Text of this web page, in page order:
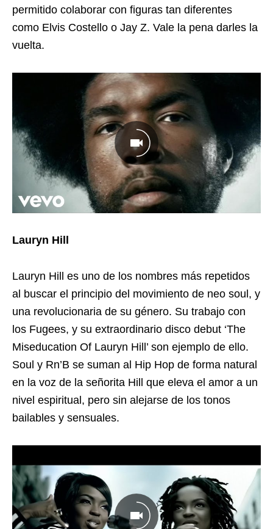
permitido colaborar con figuras tan diferentes
como Elvis Costello o Jay Z. Vale la pena darles la
vuelta.
Lauryn Hill
Lauryn Hill es uno de los nombres más repetidos
al buscar el principio del movimiento de neo soul, y
una revolucionaria de su género. Su trabajo con
los Fugees, y su extraordinario disco debut ‘The
Miseducation Of Lauryn Hill’ son ejemplo de ello.
Soul y Rn’B se suman al Hip Hop de forma natural
en la voz de la señorita Hill que eleva el amor a un
nivel espiritual, pero sin alejarse de los tonos
bailables y sensuales.